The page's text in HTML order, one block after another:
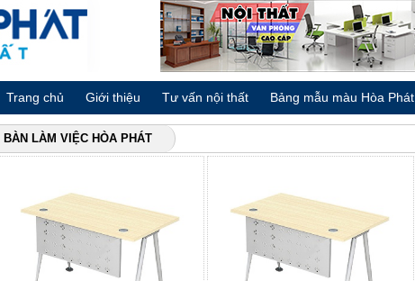
Trang chủ Giới thiệu Tư vấn nội thất Bảng mẫu màu Hòa Phát
BÀN LÀM VIỆC HÒA PHÁT